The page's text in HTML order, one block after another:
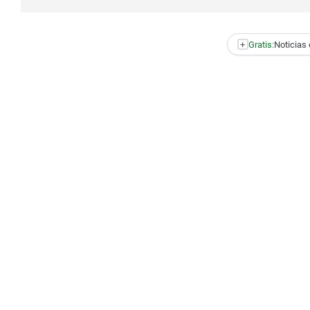
+ Gratis:Noticias